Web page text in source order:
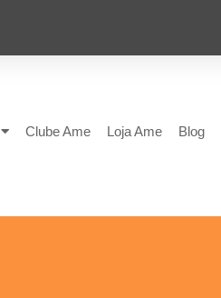
Clube Ame Loja Ame Blog